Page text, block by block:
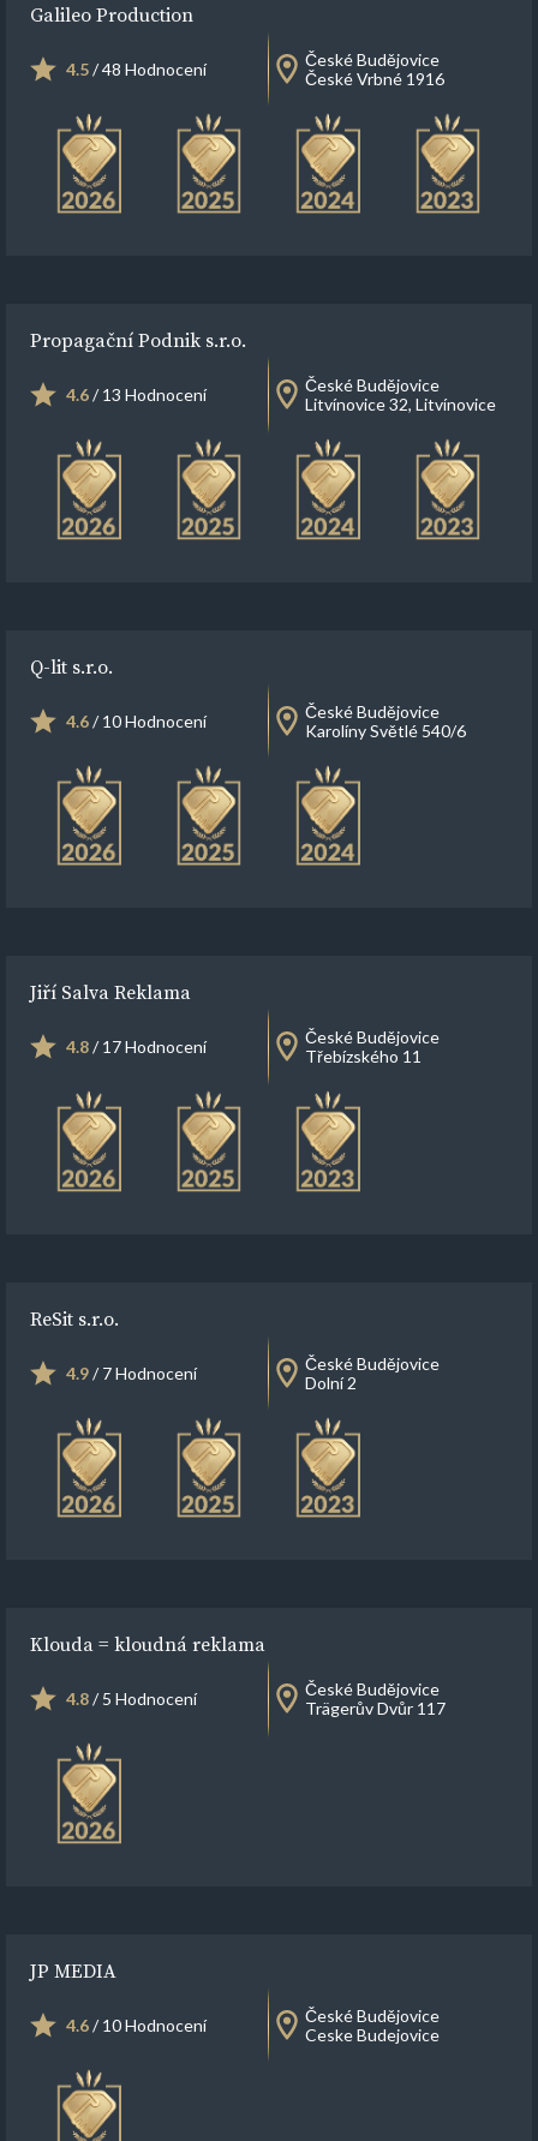
Galileo Production
4.5/ 48 Hodnocení
České Budějovice
České Vrbné 1916
Propagační Podnik s.r.o.
4.6/ 13 Hodnocení
České Budějovice
Litvínovice 32, Litvínovice
Q-lit s.r.o.
4.6/ 10 Hodnocení
České Budějovice
Karolíny Světlé 540/6
Jiří Salva Reklama
4.8/ 17 Hodnocení
České Budějovice
Třebízského 11
ReSit s.r.o.
4.9/ 7 Hodnocení
České Budějovice
Dolní 2
Klouda = kloudná reklama
4.8/ 5 Hodnocení
České Budějovice
Trägerův Dvůr 117
JP MEDIA
4.6/ 10 Hodnocení
České Budějovice
Ceske Budejovice